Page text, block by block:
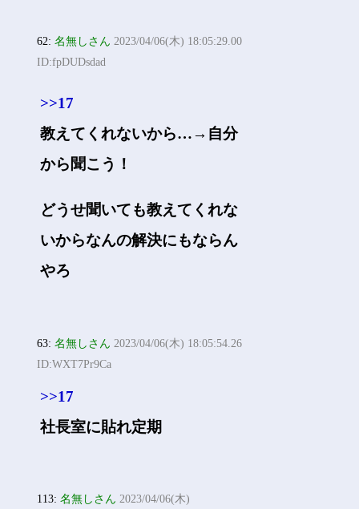
62:名無しさん 2023/04/06(木) 18:05:29.00
ID:fpDUDsdad
>>17
教えてくれないから…→自分
から聞こう！
どうせ聞いても教えてくれな
いからなんの解決にもならん
やろ
63:名無しさん 2023/04/06(木) 18:05:54.26
ID:WXT7Pr9Ca
>>17
社長室に貼れ定期
113:名無しさん 2023/04/06(木)